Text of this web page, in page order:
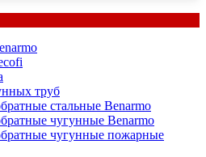
труб
стальные Benarmo
чугунные Benarmo
чугунные пожарные